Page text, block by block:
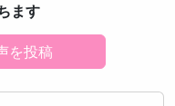
ます
を投稿